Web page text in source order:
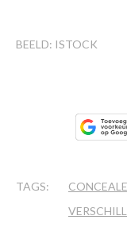
BEELD: ISTOCK
TAGS: